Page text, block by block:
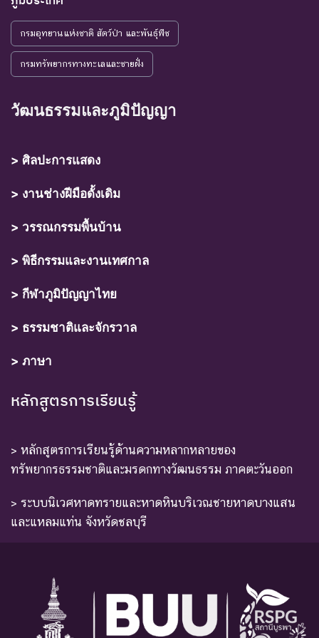
กรมอุทยานแห่งชาติ สัตว์ป่า และพันธุ์พืช
กรมทรัพยากรทางทะเลและชายฝั่ง
วัฒนธรรมและภูมิปัญญา
> ศิลปะการแสดง
> งานช่างฝีมือดั้งเดิม
> วรรณกรรมพื้นบ้าน
> พิธีกรรมและงานเทศกาล
> กีฬาภูมิปัญญาไทย
> ธรรมชาติและจักรวาล
> ภาษา
หลักสูตรการเรียนรู้
> หลักสูตรการเรียนรู้ด้านความหลากหลายของ
ทรัพยากรธรรมชาติและมรดกทางวัฒนธรรม ภาคตะวันออก
> ระบบนิเวศหาดทรายและหาดหินบริเวณชายหาดบางแสน
และแหลมแท่น จังหวัดชลบุรี